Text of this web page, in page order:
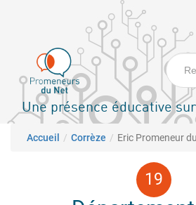
principal
Une présence éducative
Fil d'Ariane
Accueil Corrèze Eric Promeneur